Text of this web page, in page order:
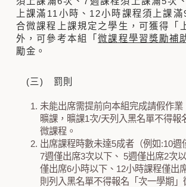
上課滿11小時、12小時課程須上課
合微課程上課規定之學生，可獲得「
外，可參考本組「微課程學習獎勵補
勵金。
(三) 罰則
未能出席需提前向本組完成請假作
曠課，曠課1次/天列入黑名單不得報
微課程。
出席課程時數未達5成者（例如:10週
7週僅出席3次以下、 5週僅出席2次
僅出席6小時以下、12小時課程僅出
則列入黑名單不得報名「次一學期」